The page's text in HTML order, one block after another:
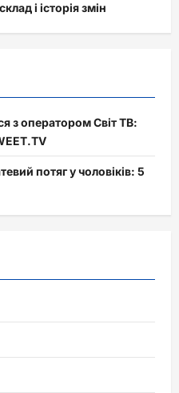
і історія змін
з оператором Світ ТВ:
потяг у чоловіків: 5